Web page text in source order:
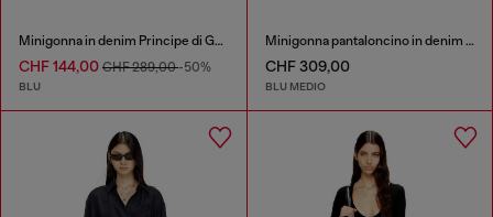
Minigonna in denim Principe di Galles
CHF 144,00 CHF 289,00-50%
BLU
Minigonna pantaloncino in denim con doppia cintura
CHF 309,00
BLU MEDIO